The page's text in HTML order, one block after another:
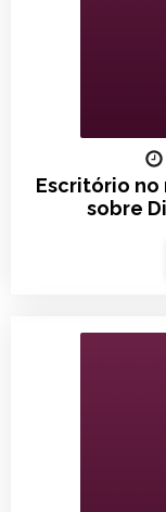
Escritório
sobre